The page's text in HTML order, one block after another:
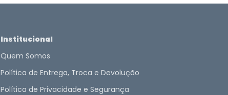
Institucional
Quem Somos
Política de Entrega, Troca e Devolução
Política de Privacidade e Segurança